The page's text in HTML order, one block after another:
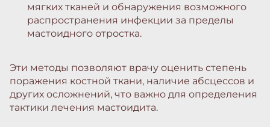
мягких тканей и обнаружения возможного
распространения инфекции за пределы
мастоидного отростка.
Эти методы позволяют врачу оценить степень
поражения костной ткани, наличие абсцессов и
других осложнений, что важно для определения
тактики лечения мастоидита.